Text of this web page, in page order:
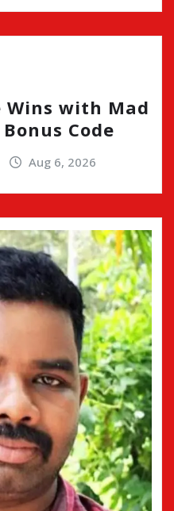
Wins with Mad
Code
Aug 6, 2026